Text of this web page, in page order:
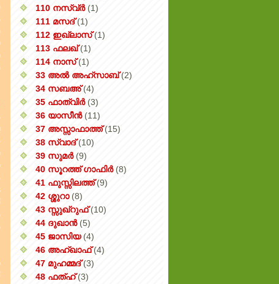
110 നസ്വ്‌ർ (1)
111 മസദ് (1)
112 ഇഖ്‌ലാസ് (1)
113 ഫലഖ് (1)
114 നാസ് (1)
33 അൽ അഹ്സാബ് (2)
34 സബഅ് (4)
35 ഫാത്വിർ (3)
36 യാസീൻ (11)
37 അസ്സാഫാത്ത് (15)
38 സ്വാദ് (10)
39 സുമർ (9)
40 സൂറത്ത് ഗാഫിർ (8)
41 ഫുസ്സിലത്ത് (9)
42 ശ്ശുറാ (8)
43 സ്സുഖ്‌റുഫ് (10)
44 ദുഖാൻ (5)
45 ജാസിയ (4)
46 അഹ്‌ഖാഫ് (4)
47 മുഹമ്മദ് (3)
48 ഫത്‌ഹ് (3)